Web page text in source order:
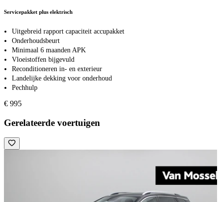
Servicepakket plus elektrisch
Uitgebreid rapport capaciteit accupakket
Onderhoudsbeurt
Minimaal 6 maanden APK
Vloeistoffen bijgevuld
Reconditioneren in- en exterieur
Landelijke dekking voor onderhoud
Pechhulp
€ 995
Gerelateerde voertuigen